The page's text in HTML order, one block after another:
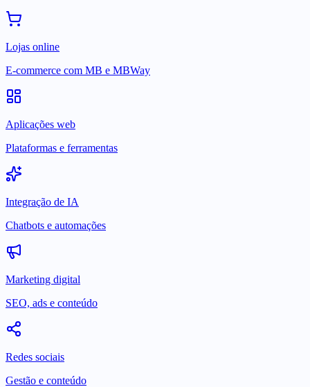
Lojas online
E-commerce com MB e MBWay
Aplicações web
Plataformas e ferramentas
Integração de IA
Chatbots e automações
Marketing digital
SEO, ads e conteúdo
Redes sociais
Gestão e conteúdo